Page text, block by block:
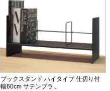
ブックスタンド ハイタイプ 仕切り付
幅60cm サテンブラ...